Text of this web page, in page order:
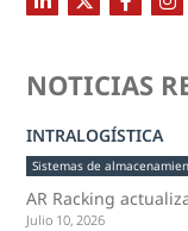
NOTICIAS
INTRALOGÍSTICA
Sistemas de
AR Racking
Julio 10, 2026